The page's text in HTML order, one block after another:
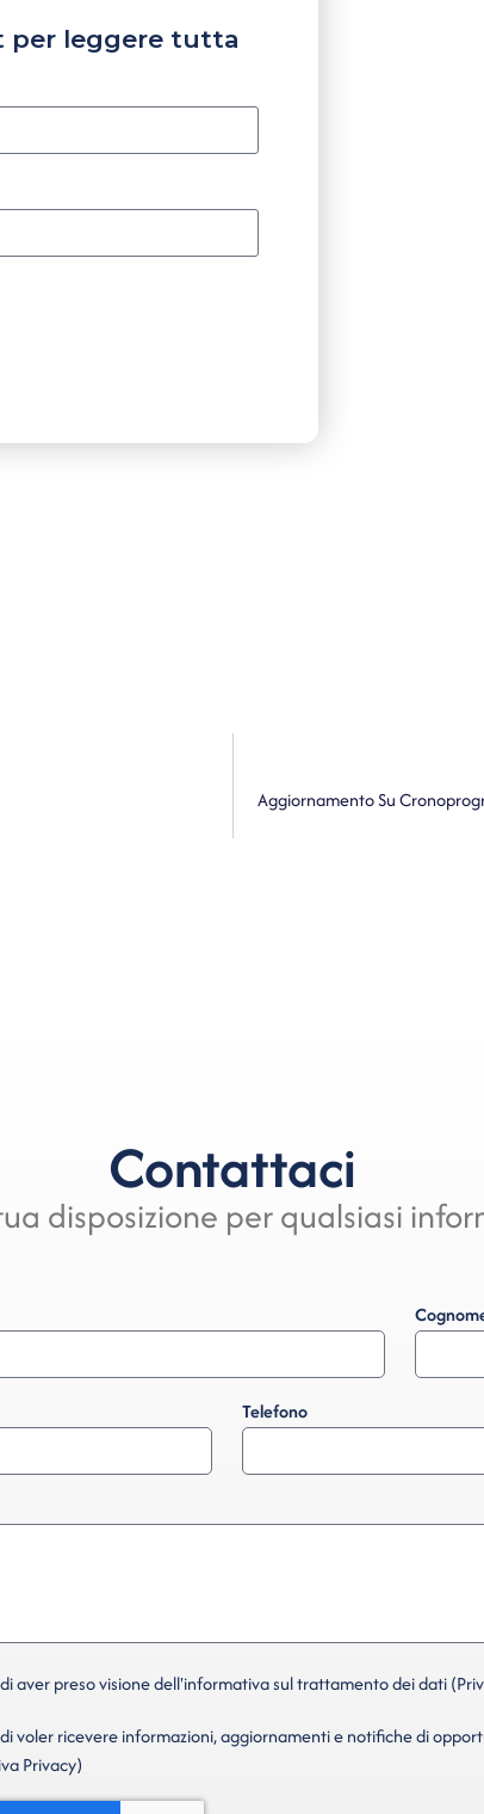
per leggere tutta
Contattaci
disposizione per qualsiasi
Telefono
aver preso visione dell'informativa sul trattamento dei dati
voler ricevere informazioni, aggiornamenti e notifiche di
Privacy)